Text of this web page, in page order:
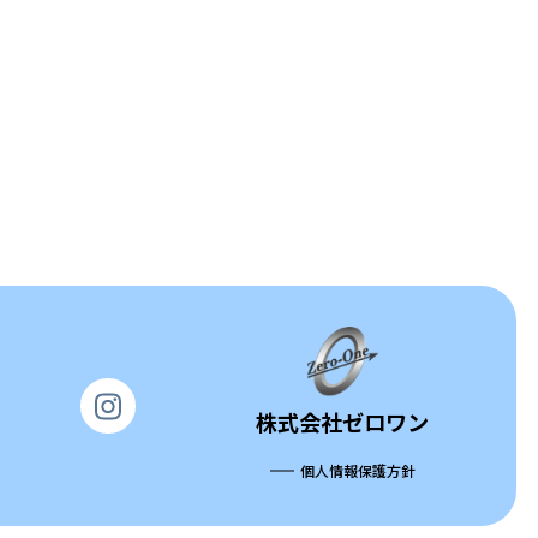
株式会社ゼロワン
個人情報保護方針